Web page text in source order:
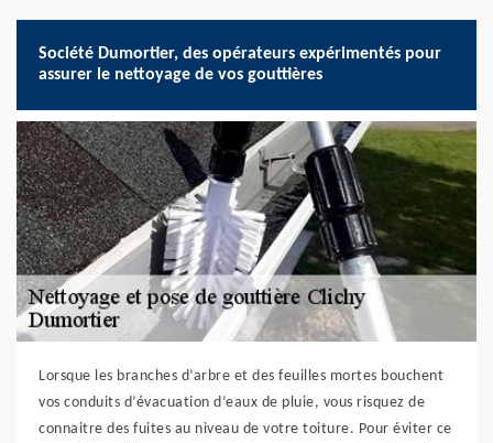
Société Dumortier, des opérateurs expérimentés pour
assurer le nettoyage de vos gouttières
Lorsque les branches d’arbre et des feuilles mortes bouchent
vos conduits d’évacuation d’eaux de pluie, vous risquez de
connaitre des fuites au niveau de votre toiture. Pour éviter ce